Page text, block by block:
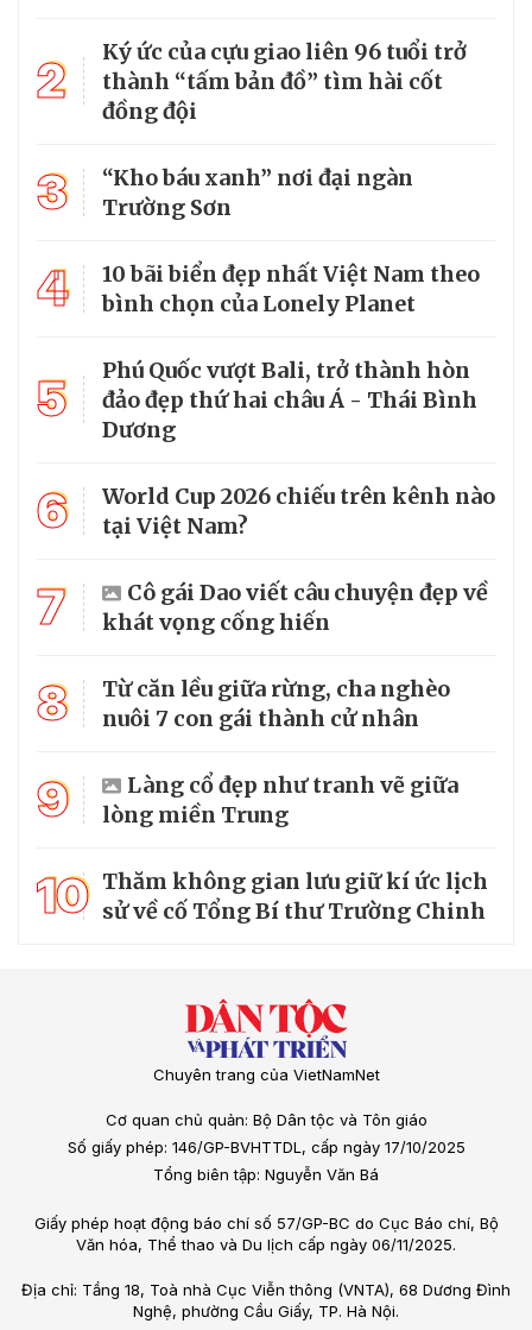
2
Ký ức của cựu giao liên 96 tuổi trở
thành “tấm bản đồ” tìm hài cốt
đồng đội
3
“Kho báu xanh” nơi đại ngàn
Trường Sơn
4
10 bãi biển đẹp nhất Việt Nam theo
bình chọn của Lonely Planet
5
Phú Quốc vượt Bali, trở thành hòn
đảo đẹp thứ hai châu Á - Thái Bình
Dương
6
World Cup 2026 chiếu trên kênh nào
tại Việt Nam?
7
Cô gái Dao viết câu chuyện đẹp về
khát vọng cống hiến
8
Từ căn lều giữa rừng, cha nghèo
nuôi 7 con gái thành cử nhân
9
Làng cổ đẹp như tranh vẽ giữa
lòng miền Trung
10 Thăm không gian lưu giữ kí ức lịch
sử về cố Tổng Bí thư Trường Chinh
Chuyên trang của VietNamNet
Cơ quan chủ quản: Bộ Dân tộc và Tôn giáo
Số giấy phép: 146/GP-BVHTTDL, cấp ngày 17/10/2025
Tổng biên tập: Nguyễn Văn Bá
Giấy phép hoạt động báo chí số 57/GP-BC do Cục Báo chí, Bộ
Văn hóa, Thể thao và Du lịch cấp ngày 06/11/2025.
Địa chỉ: Tầng 18, Toà nhà Cục Viễn thông (VNTA), 68 Dương Đình
Nghệ, phường Cầu Giấy, TP. Hà Nội.